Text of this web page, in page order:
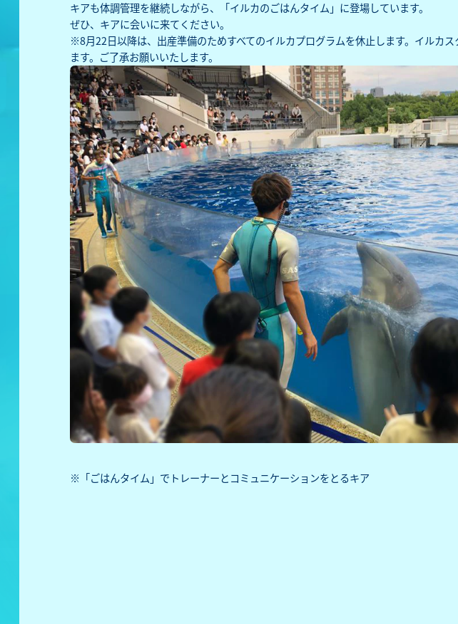
キアも体調管理を継続しながら、「イルカのごはんタイム」に登場しています。
ぜひ、キアに会いに来てください。
※8月22日以降は、出産準備のためすべてのイルカプログラムを休止します。イルカ
ます。ご了承お願いいたします。
※「ごはんタイム」でトレーナーとコミュニケーションをとるキア